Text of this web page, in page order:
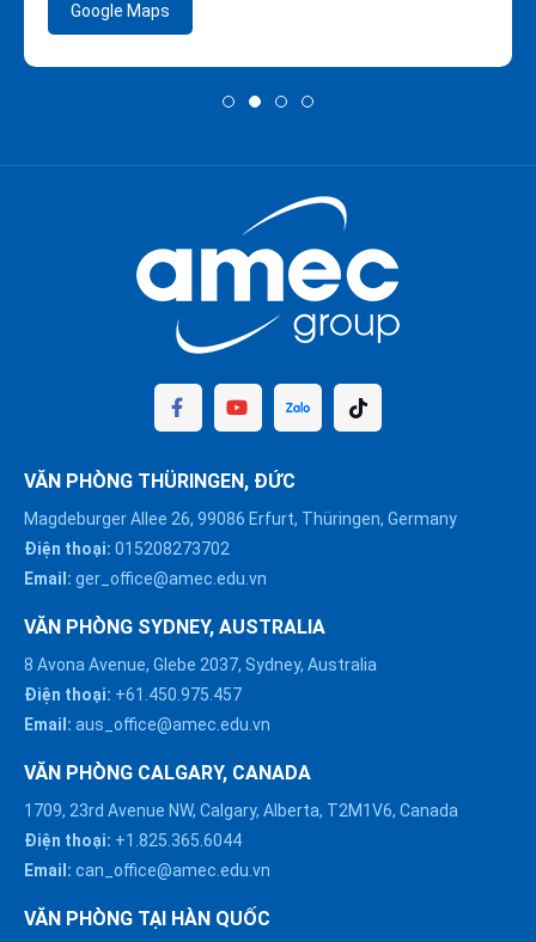
Google Maps
VĂN PHÒNG THÜRINGEN, ĐỨC
Magdeburger Allee 26, 99086 Erfurt, Thüringen, Germany
Điện thoại: 015208273702
Email: ger_office@amec.edu.vn
VĂN PHÒNG SYDNEY, AUSTRALIA
8 Avona Avenue, Glebe 2037, Sydney, Australia
Điện thoại: +61.450.975.457
Email: aus_office@amec.edu.vn
VĂN PHÒNG CALGARY, CANADA
1709, 23rd Avenue NW, Calgary, Alberta, T2M1V6, Canada
Điện thoại: +1.825.365.6044
Email: can_office@amec.edu.vn
VĂN PHÒNG TẠI HÀN QUỐC